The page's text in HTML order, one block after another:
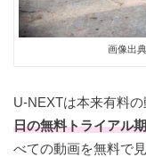
画像出
U-NEXTは本来有料
日の無料トライアル
べての動画を無料で